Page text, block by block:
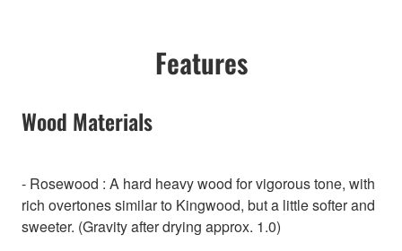
Features
Wood Materials
- Rosewood : A hard heavy wood for vigorous tone, with
rich overtones similar to Kingwood, but a little softer and
sweeter. (Gravity after drying approx. 1.0)